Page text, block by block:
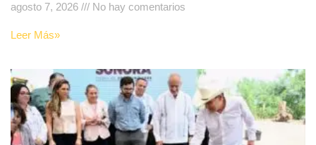
agosto 7, 2026
No hay comentarios
Leer Más»